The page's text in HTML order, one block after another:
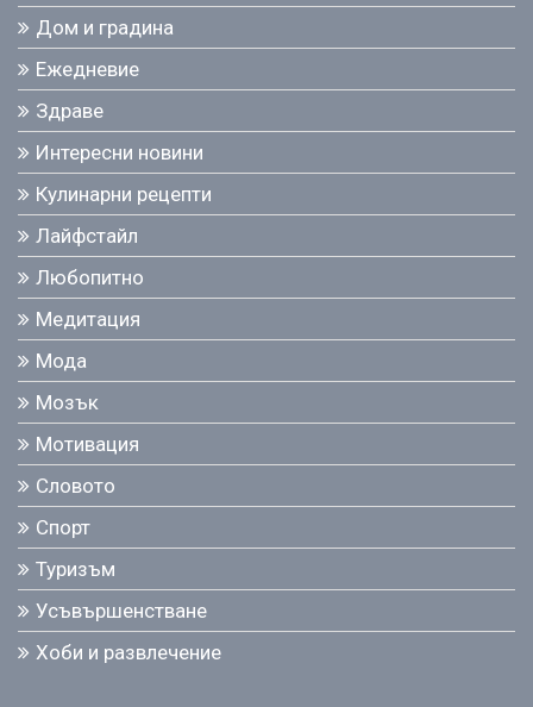
Дом и градина
Ежедневие
Здраве
Интересни новини
Кулинарни рецепти
Лайфстайл
Любопитно
Медитация
Мода
Мозък
Мотивация
Словото
Спорт
Туризъм
Усъвършенстване
Хоби и развлечение